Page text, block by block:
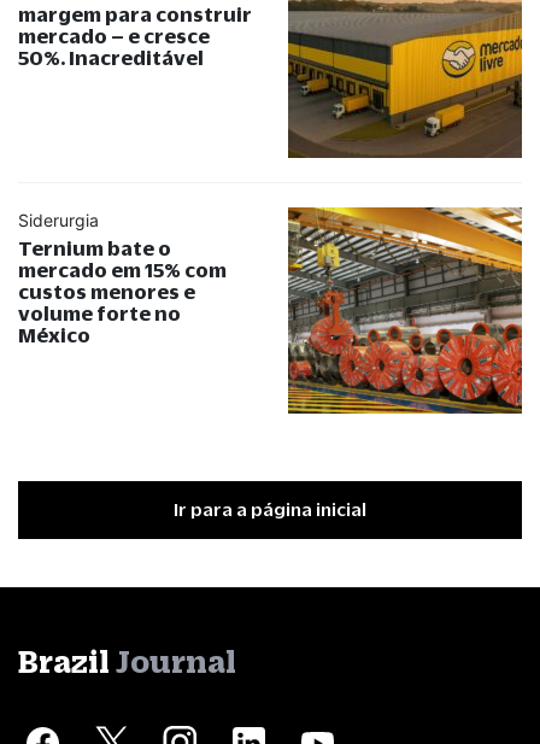
margem para construir
mercado – e cresce
50%. Inacreditável
Siderurgia
Ternium bate o
mercado em 15% com
custos menores e
volume forte no
México
Ir para a página inicial
Brazil Journal